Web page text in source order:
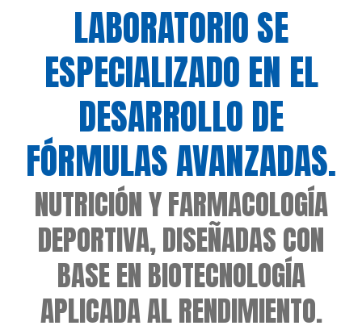
LABORATORIO SE
ESPECIALIZADO EN EL
DESARROLLO DE
FÓRMULAS AVANZADAS.
NUTRICIÓN Y FARMACOLOGÍA
DEPORTIVA, DISEÑADAS CON
BASE EN BIOTECNOLOGÍA
APLICADA AL RENDIMIENTO.